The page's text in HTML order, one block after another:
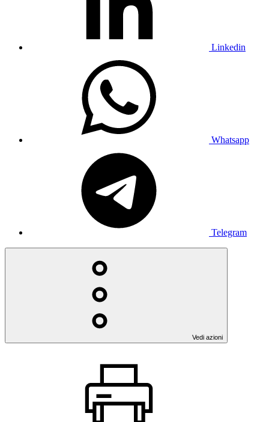
Linkedin
Whatsapp
Telegram
Vedi azioni